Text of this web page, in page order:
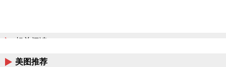
相关阅读
美图推荐